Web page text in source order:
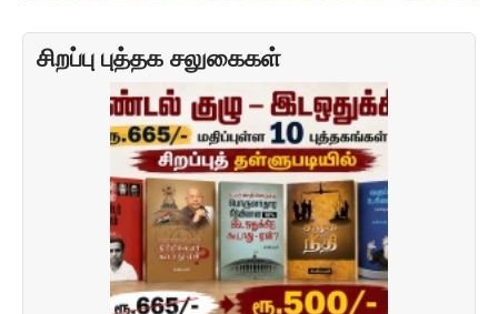
சிறப்பு புத்தக சலுகைகள்